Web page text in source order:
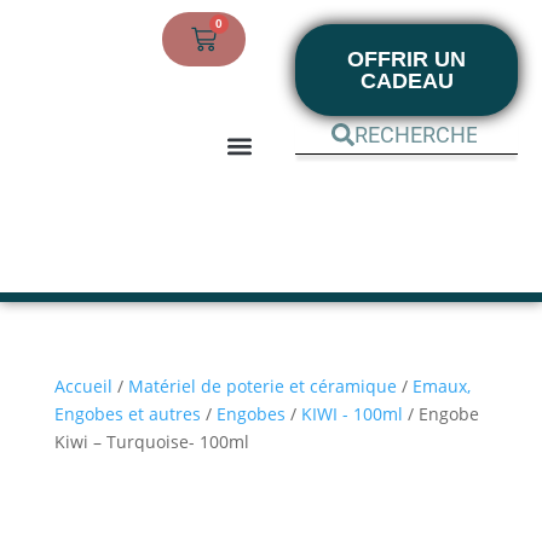
0
OFFRIR UN
CADEAU
Accueil / Matériel de poterie et céramique / Emaux,
Engobes et autres / Engobes / KIWI - 100ml / Engobe
Kiwi – Turquoise- 100ml